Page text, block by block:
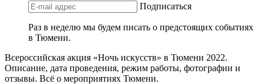
Подписаться
Раз в неделю мы будем писать о предстоящих событиях
в Тюмени.
Всероссийская акция «Ночь искусств» в Тюмени 2022.
Описание, дата проведения, режим работы, фотографии и
отзывы. Всё о мероприятиях Тюмени.